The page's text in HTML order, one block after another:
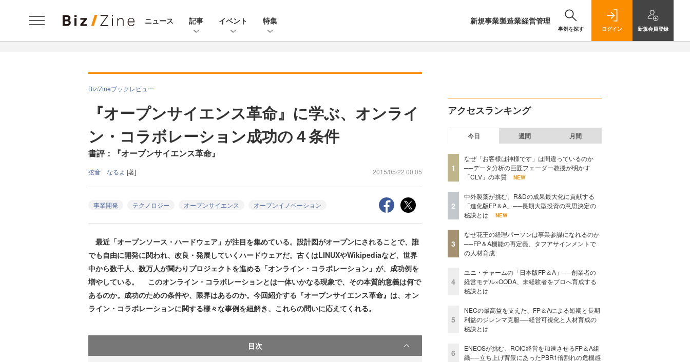
ニュース 記事 イベント 特集 新規事業製造業経営管理
事例を探す ログイン 新規会員登録
Biz/Zineブックレビュー
『オープンサイエンス革命』に学ぶ、オンライ
ン・コラボレーション成功の４条件
書評：『オープンサイエンス革命』
弦音 なるよ [著] 2015/05/22 00:05
事業開発 テクノロジー オープンサイエンス オープンイノベーション
最近「オープンソース・ハードウェア」が注目を集めている。設計図がオープンにされることで、誰
でも自由に開発に関われ、改良・発展していくハードウェアだ。古くはLINUXやWikipediaなど、世界
中から数千人、数万人が関わりプロジェクトを進める「オンライン・コラボレーション」が、成功例を
増やしている。 このオンライン・コラボレーションとは一体いかなる現象で、その本質的意義は何で
あるのか。成功のための条件や、限界はあるのか。今回紹介する『オープンサイエンス革命』は、オン
ライン・コラボレーションに関する様々な事例を紐解き、これらの問いに応えてくれる。
目次
アクセスランキング
今日 週間 月間
1
なぜ「お客様は神様です」は間違っているのか
──データ分析の巨匠フェーダー教授が明かす
「CLV」の本質
NEW
2
中外製薬が挑む、R&Dの成果最大化に貢献する
「進化版FP＆A」──長期大型投資の意思決定の
秘訣とは
NEW
3
なぜ花王の経理パーソンは事業参謀になれるのか
──FP＆A機能の再定義、タフアサインメントで
の人材育成
4
ユニ・チャームの「日本版FP＆A」──創業者の
経営モデル×OODA、未経験者をプロへ育成する
秘訣とは
5
NECの最高益を支えた、FP＆Aによる短期と長期
利益のジレンマ克服──経営可視化と人材育成の
秘訣とは
6
ENEOSが挑む、ROIC経営を加速させるFP＆A組
織──立ち上げ背景にあったPBR1倍割れの危機感